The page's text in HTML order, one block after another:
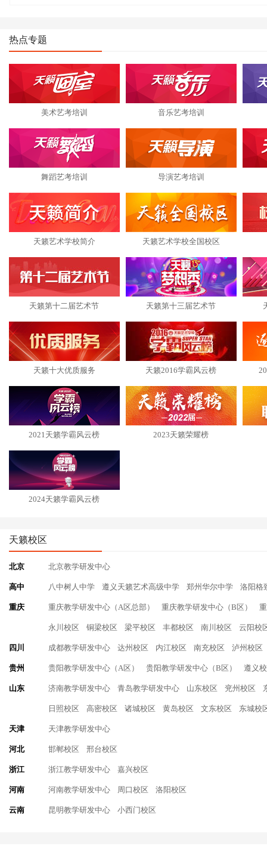
热点专题
美术艺考培训 音乐艺考培训
舞蹈艺考培训 导演艺考培训
天籁艺术学校简介 天籁艺术学校全国校区
天籁第十二届艺术节 天籁第十三届艺术节
天籁十大优质服务 天籁2016学霸风云榜
2021天籁学霸风云榜 2023天籁荣耀榜
2024天籁学霸风云榜
天籁校区
北京 北京教学研发中心
高中 八中树人中学 遵义天籁艺术高级中学 郑州华尔中学 洛阳格
重庆 重庆教学研发中心（A区总部） 重庆教学研发中心（B区）
永川校区 铜梁校区 梁平校区 丰都校区 南川校区 云阳校
四川 成都教学研发中心 达州校区 内江校区 南充校区 泸州校区
贵州 贵阳教学研发中心（A区） 贵阳教学研发中心（B区） 遵义
山东 济南教学研发中心 青岛教学研发中心 山东校区 兖州校区
日照校区 高密校区 诸城校区 黄岛校区 文东校区 东城校
天津 天津教学研发中心
河北 邯郸校区 邢台校区
浙江 浙江教学研发中心 嘉兴校区
河南 河南教学研发中心 周口校区 洛阳校区
云南 昆明教学研发中心 小西门校区